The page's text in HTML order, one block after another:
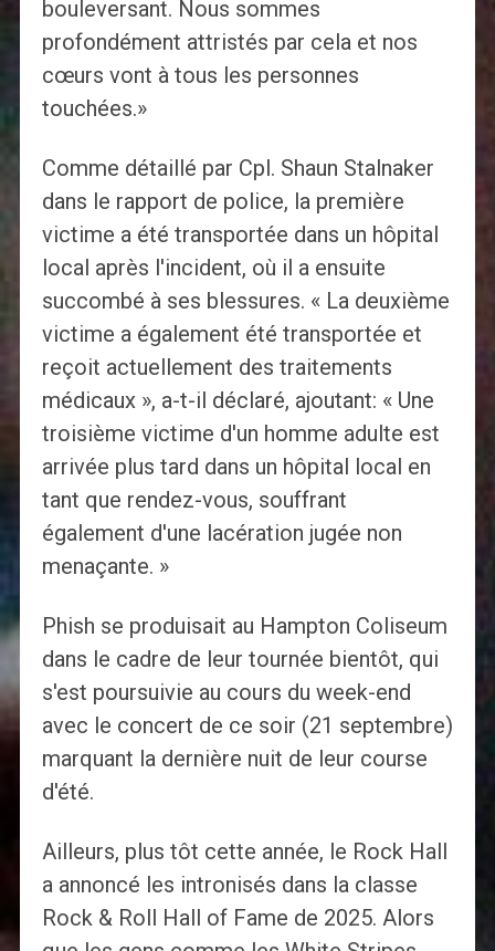
bouleversant. Nous sommes
profondément attristés par cela et nos
cœurs vont à tous les personnes
touchées.»
Comme détaillé par Cpl. Shaun Stalnaker
dans le rapport de police, la première
victime a été transportée dans un hôpital
local après l'incident, où il a ensuite
succombé à ses blessures. « La deuxième
victime a également été transportée et
reçoit actuellement des traitements
médicaux », a-t-il déclaré, ajoutant: « Une
troisième victime d'un homme adulte est
arrivée plus tard dans un hôpital local en
tant que rendez-vous, souffrant
également d'une lacération jugée non
menaçante. »
Phish se produisait au Hampton Coliseum
dans le cadre de leur tournée bientôt, qui
s'est poursuivie au cours du week-end
avec le concert de ce soir (21 septembre)
marquant la dernière nuit de leur course
d'été.
Ailleurs, plus tôt cette année, le Rock Hall
a annoncé les intronisés dans la classe
Rock & Roll Hall of Fame de 2025. Alors